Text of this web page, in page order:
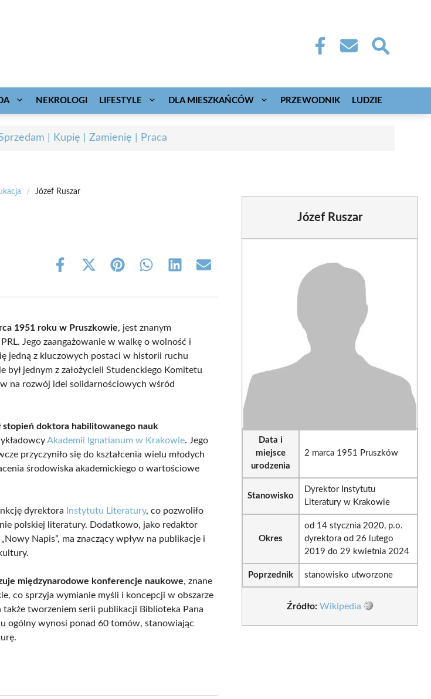
NEKROLOGI LIFESTYLE DLA MIESZKAŃCÓW PRZEWODNIK LUDZIE
| Kupię | Zamienię | Praca
/ Józef Ruszar
Share
Share
(Twitter)
Share Share Share Share
1951 roku w Pruszkowie, jest znanym
Jego zaangażowanie w walkę o wolność i
jedną z kluczowych postaci w historii ruchu
jednym z założycieli Studenckiego Komitetu
na rozwój idei solidarnościowych wśród
stopień doktora habilitowanego nauk
Akademii Ignatianum w Krakowie. Jego
przyczyniło się do kształcenia wielu młodych
środowiska akademickiego o wartościowe
dyrektora Instytutu Literatury, co pozwoliło
polskiej literatury. Dodatkowo, jako redaktor
Napis”, ma znaczący wpływ na publikacje i
międzynarodowe konferencje naukowe, znane
co sprzyja wymianie myśli i koncepcji w obszarze
także tworzeniem serii publikacji Biblioteka Pana
ogólny wynosi ponad 60 tomów, stanowiając
Józef Ruszar
Data i
miejsce
urodzenia
2 marca 1951 Pruszków
Stanowisko
Dyrektor Instytutu
Literatury w Krakowie
Okres
od 14 stycznia 2020, p.o.
dyrektora od 26 lutego
2019 do 29 kwietnia 2024
Poprzednik stanowisko utworzone
Źródło: Wikipedia